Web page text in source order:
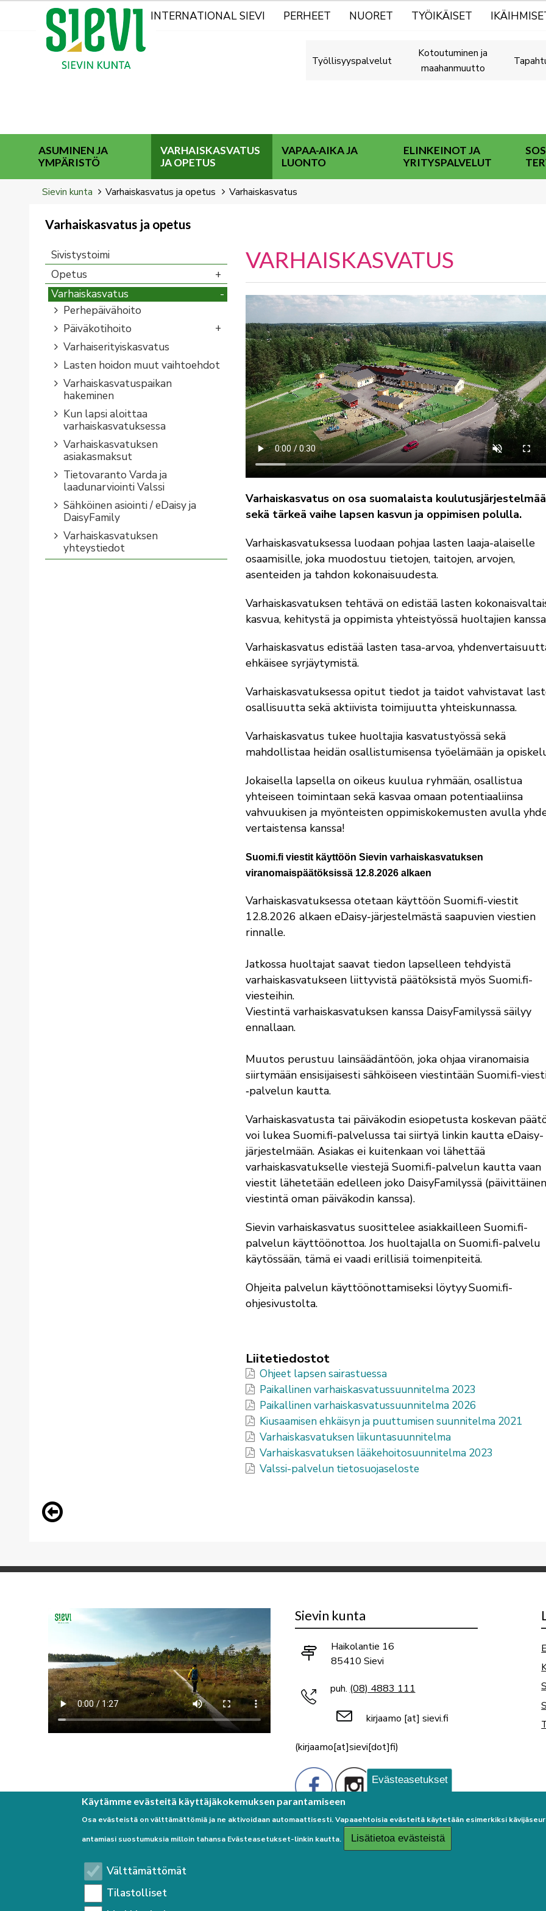
Kohderyhmät
INTERNATIONAL SIEVI PERHEET NUORET TYÖIKÄISET
Työllisyyspalvelut
Kotoutuminen ja
maahanmuutto
ASUMINEN JA
YMPÄRISTÖ
VARHAISKASVATUS
JA OPETUS
VAPAA-AIKA JA
LUONTO
ELINKEINOT JA
YRITYSPALVELUT
Breadcrumbs
You
here:
Sievin kunta Varhaiskasvatus ja opetus Varhaiskasvatus
You
here:
Varhaiskasvatus ja opetus
Sivistystoimi
Opetus
Varhaiskasvatus
Perhepäivähoito
Päiväkotihoito
Varhaiserityiskasvatus
Lasten hoidon muut vaihtoehdot
Varhaiskasvatuspaikan
hakeminen
Kun lapsi aloittaa
varhaiskasvatuksessa
Varhaiskasvatuksen
asiakasmaksut
Tietovaranto Varda ja
laadunarviointi Valssi
Sähköinen asiointi / eDaisy ja
DaisyFamily
Varhaiskasvatuksen
yhteystiedot
VARHAISKASVATUS
Varhaiskasvatus on osa suomalaista koulutusjärjestelmää
sekä tärkeä vaihe lapsen kasvun ja oppimisen polulla.
Varhaiskasvatuksessa luodaan pohjaa lasten laaja-alaiselle
osaamisille, joka muodostuu tietojen, taitojen, arvojen,
asenteiden ja tahdon kokonaisuudesta.
Varhaiskasvatuksen tehtävä on edistää lasten
kasvua, kehitystä ja oppimista yhteistyössä huoltajien
Varhaiskasvatus edistää lasten tasa-arvoa,
ehkäisee syrjäytymistä.
Varhaiskasvatuksessa opitut tiedot ja taidot vahvistavat
osallisuutta sekä aktiivista toimijuutta yhteiskunnassa.
Varhaiskasvatus tukee huoltajia kasvatustyössä sekä
mahdollistaa heidän osallistumisensa työelämään ja
Jokaisella lapsella on oikeus kuulua ryhmään, osallistua
yhteiseen toimintaan sekä kasvaa omaan potentiaaliinsa
vahvuukisen ja myönteisten oppimiskokemusten avulla
vertaistensa kanssa!
Suomi.fi viestit käyttöön Sievin varhaiskasvatuksen
viranomaispäätöksissä 12.8.2026 alkaen
Varhaiskasvatuksessa otetaan käyttöön Suomi.fi-viestit
12.8.2026 alkaen eDaisy-järjestelmästä saapuvien viestien
rinnalle.
Jatkossa huoltajat saavat tiedon lapselleen tehdyistä
varhaiskasvatukseen liittyvistä päätöksistä myös Suomi.fi-
viesteihin.
Viestintä varhaiskasvatuksen kanssa DaisyFamilyssä säilyy
ennallaan.
Muutos perustuu lainsäädäntöön, joka ohjaa viranomaisia
siirtymään ensisijaisesti sähköiseen viestintään Suomi.fi-
‑palvelun kautta.
Varhaiskasvatusta tai päiväkodin esiopetusta koskevan
voi lukea Suomi.fi-palvelussa tai siirtyä linkin kautta eDaisy-
järjestelmään. Asiakas ei kuitenkaan voi lähettää
varhaiskasvatukselle viestejä Suomi.fi-palvelun kautta vaan
viestit lähetetään edelleen joko DaisyFamilyssä (päivittäinen
viestintä oman päiväkodin kanssa).
Sievin varhaiskasvatus suosittelee asiakkailleen Suomi.fi-
palvelun käyttöönottoa. Jos huoltajalla on Suomi.fi-palvelu
käytössään, tämä ei vaadi erillisiä toimenpiteitä.
Ohjeita palvelun käyttöönottamiseksi löytyy Suomi.fi-
ohjesivustolta.
Liitetiedostot
Ohjeet lapsen sairastuessa
Paikallinen varhaiskasvatussuunnitelma 2023
Paikallinen varhaiskasvatussuunnitelma 2026
Kiusaamisen ehkäisyn ja puuttumisen suunnitelma 2021
Varhaiskasvatuksen liikuntasuunnitelma
Varhaiskasvatuksen lääkehoitosuunnitelma 2023
Valssi-palvelun tietosuojaseloste
Sievin kunta
Haikolantie 16
85410 Sievi
puh. (08) 4883 111
kirjaamo [at] sievi.fi
(kirjaamo[at]sievi[dot]fi)
Palaute
Evästeasetukset
Käytämme evästeitä käyttäjäkokemuksen parantamiseen
Osa evästeistä on välttämättömiä ja ne aktivoidaan automaattisesti. Vapaaehtoisia evästeitä käytetään esimerkiksi
antamiasi suostumuksia milloin tahansa Evästeasetukset-linkin kautta.
Lisätietoa evästeistä
Välttämättömät
Tilastolliset